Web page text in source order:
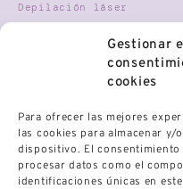
Gestionar
cookies
Para ofrecer las mejores
las cookies para almacenar y/
dispositivo. El
procesar datos como el
identificaciones únicas en
Depilación láser
HORARIO
Lunes
Martes
Miércoles